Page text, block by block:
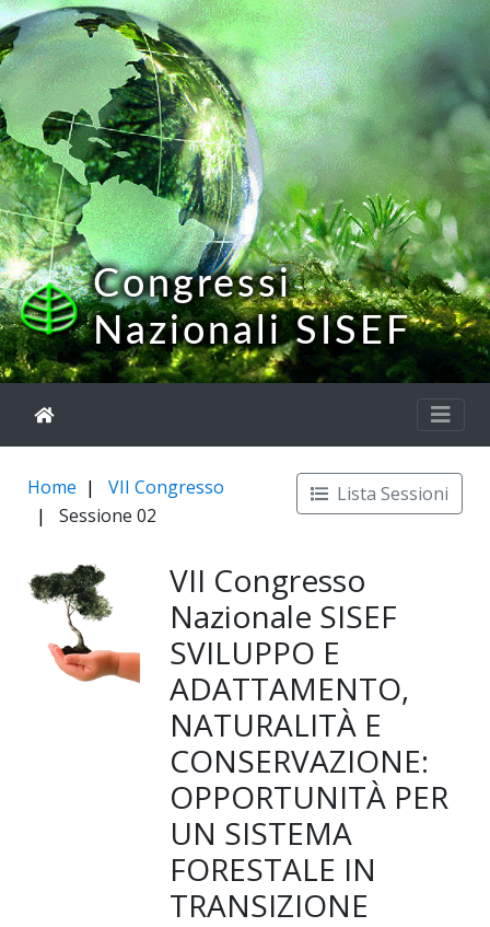
Congressi
Nazionali SISEF
Lista Sessioni
Home
VII Congresso
Sessione 02
VII Congresso
Nazionale SISEF
SVILUPPO E
ADATTAMENTO,
NATURALITÀ E
CONSERVAZIONE:
OPPORTUNITÀ PER
UN SISTEMA
FORESTALE IN
TRANSIZIONE